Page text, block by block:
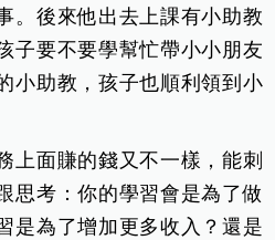
。後來他出去上課有小助教
子要不要學幫忙帶小小朋友
小助教，孩子也順利領到小
上面賺的錢又不一樣，能刺
思考：你的學習會是為了做
是為了增加更多收入？還是